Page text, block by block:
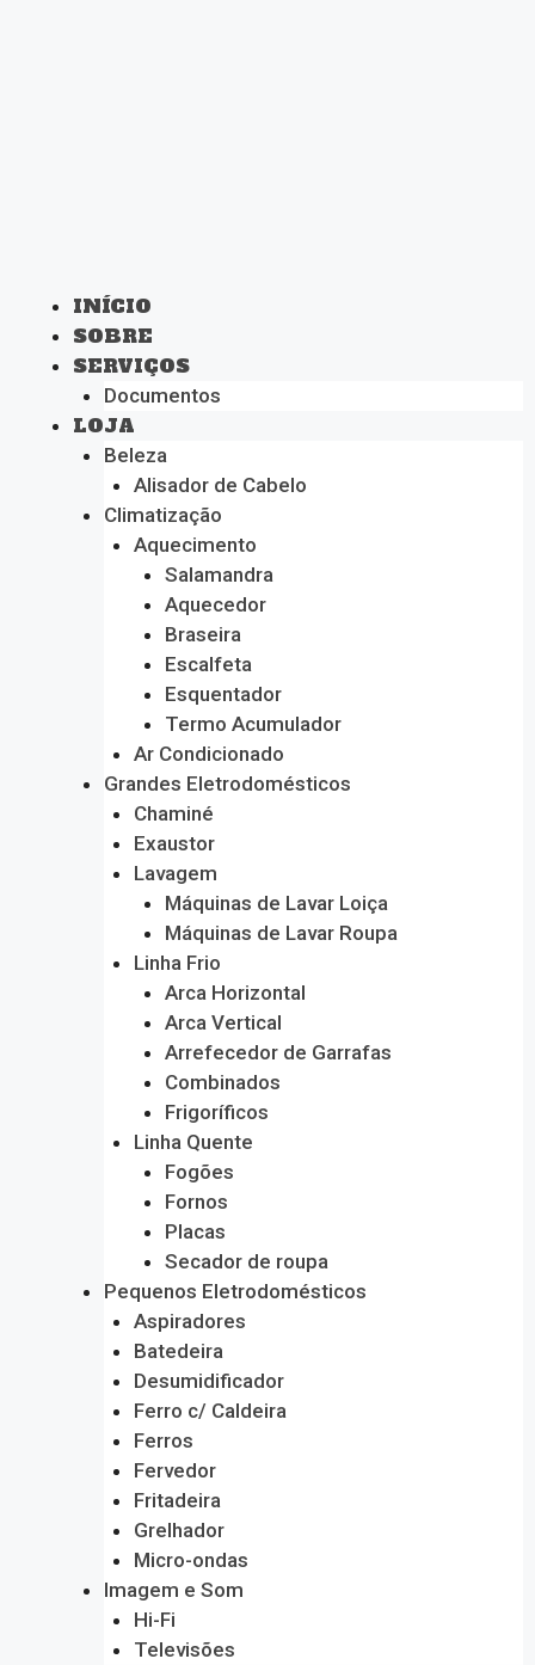
INÍCIO
SOBRE
SERVIÇOS
Documentos
LOJA
Beleza
Alisador de Cabelo
Climatização
Aquecimento
Salamandra
Aquecedor
Braseira
Escalfeta
Esquentador
Termo Acumulador
Ar Condicionado
Grandes Eletrodomésticos
Chaminé
Exaustor
Lavagem
Máquinas de Lavar Loiça
Máquinas de Lavar Roupa
Linha Frio
Arca Horizontal
Arca Vertical
Arrefecedor de Garrafas
Combinados
Frigoríficos
Linha Quente
Fogões
Fornos
Placas
Secador de roupa
Pequenos Eletrodomésticos
Aspiradores
Batedeira
Desumidificador
Ferro c/ Caldeira
Ferros
Fervedor
Fritadeira
Grelhador
Micro-ondas
Imagem e Som
Hi-Fi
Televisões